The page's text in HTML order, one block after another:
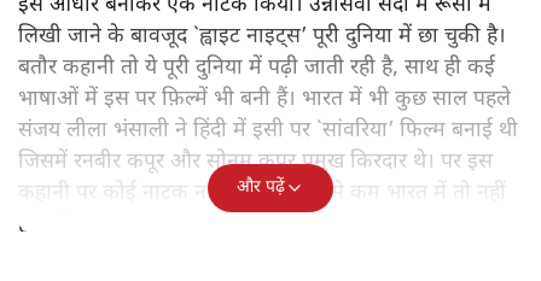
लिखी जाने के बावजूद `ह्वाइट नाइट्स’ पूरी दुनिया में छा चुकी है।
बतौर कहानी तो ये पूरी दुनिया में पढ़ी जाती रही है, साथ ही कई
भाषाओं में इस पर फ़िल्में भी बनी हैं। भारत में भी कुछ साल पहले
संजय लीला भंसाली ने हिंदी में इसी पर `सांवरिया’ फिल्म बनाई थी
जिसमें रनबीर कपूर और सोनम कपूर प्रमुख किरदार थे। पर इस
कहानी पर कोई नाटक नहीं हुआ है। कम से कम भारत में तो नहीं
हुआ है।
और पढ़ें